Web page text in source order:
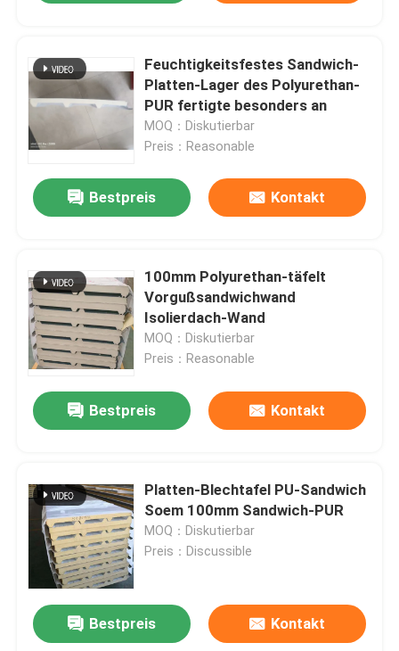
Feuchtigkeitsfestes Sandwich-
Platten-Lager des Polyurethan-
PUR fertigte besonders an
MOQ：Diskutierbar
Preis：Reasonable
Bestpreis Kontakt
100mm Polyurethan-täfelt
Vorgußsandwichwand
Isolierdach-Wand
MOQ：Diskutierbar
Preis：Reasonable
Bestpreis Kontakt
Platten-Blechtafel PU-Sandwich
Soem 100mm Sandwich-PUR
MOQ：Diskutierbar
Preis：Discussible
Bestpreis Kontakt